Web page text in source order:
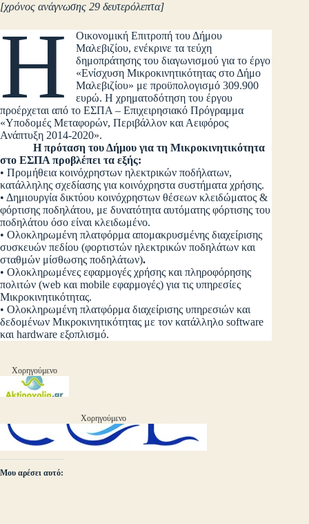
[χρόνος ανάγνωσης 29 δευτερόλεπτα]
Η
Οικονομική Επιτροπή του Δήμου
Μαλεβιζίου, ενέκρινε τα τεύχη
δημοπράτησης του διαγωνισμού για το έργο
«Ενίσχυση Μικροκινητικότητας στο Δήμο
Μαλεβιζίου» με προϋπολογισμό 309.900
ευρώ. Η χρηματοδότηση του έργου
προέρχεται από το ΕΣΠΑ – Επιχειρησιακό Πρόγραμμα
«Υποδομές Μεταφορών, Περιβάλλον και Αειφόρος
Ανάπτυξη 2014-2020».
Η πρόταση του Δήμου για τη Μικροκινητικότητα
στο ΕΣΠΑ προβλέπει τα εξής:
• Προμήθεια κοινόχρηστων ηλεκτρικών ποδήλατων,
κατάλληλης σχεδίασης για κοινόχρηστα συστήματα χρήσης.
• Δημιουργία δικτύου κοινόχρηστων θέσεων κλειδώματος &
φόρτισης ποδηλάτου, με δυνατότητα αυτόματης φόρτισης του
ποδηλάτου όσο είναι κλειδωμένο.
• Ολοκληρωμένη πλατφόρμα απομακρυσμένης διαχείρισης
συσκευών πεδίου (φορτιστών ηλεκτρικών ποδηλάτων και
σταθμών μίσθωσης ποδηλάτων).
• Ολοκληρωμένες εφαρμογές χρήσης και πληροφόρησης
πολιτών (web και mobile εφαρμογές) για τις υπηρεσίες
Μικροκινητικότητας.
• Ολοκληρωμένη πλατφόρμα διαχείρισης υπηρεσιών και
δεδομένων Μικροκινητικότητας με τον κατάλληλο software
και hardware εξοπλισμό.
Χορηγούμενο
Χορηγούμενο
Μου αρέσει αυτό: